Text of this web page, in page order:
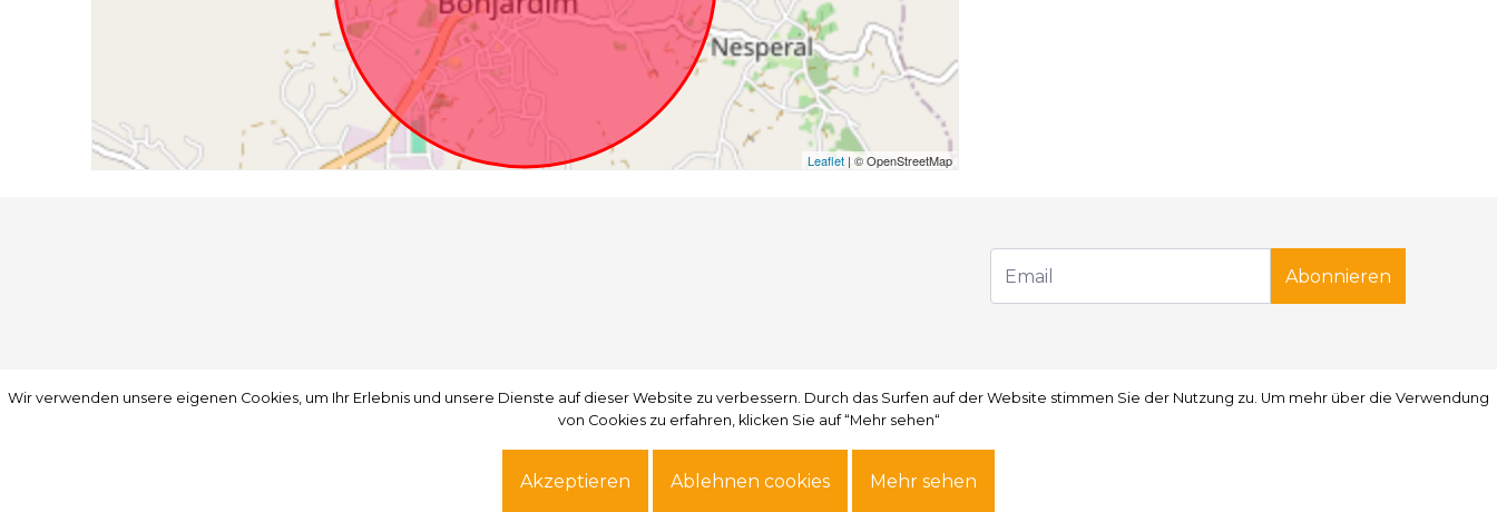
Wir verwenden unsere eigenen Cookies, um Ihr Erlebnis und unsere Dienste auf dieser Website zu verbessern. Durch das Surfen auf der Website stimmen Sie der Nutzung zu. Um mehr über die Verwendung
von Cookies zu erfahren, klicken Sie auf “Mehr sehen“
Akzeptieren Ablehnen cookies Mehr sehen
Leaflet| © OpenStreetMap
Abonnieren
Wir verwenden unsere eigenen Cookies, um Ihr Erlebnis und unsere Dienste auf dieser Website zu verbessern. Durch das Surfen auf der Website stimmen Sie der Nutzung zu. Um mehr über die Verwendung
von Cookies zu erfahren, klicken Sie auf “Mehr sehen“
Akzeptieren Ablehnen cookies Mehr sehen